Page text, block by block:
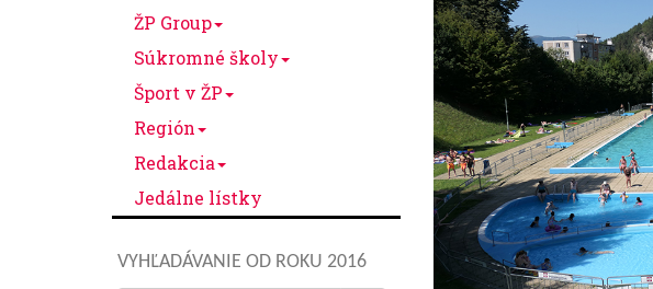
ŽP Group
Súkromné školy
Šport v ŽP
Región
Redakcia
Jedálne lístky
VYHĽADÁVANIE OD ROKU 2016